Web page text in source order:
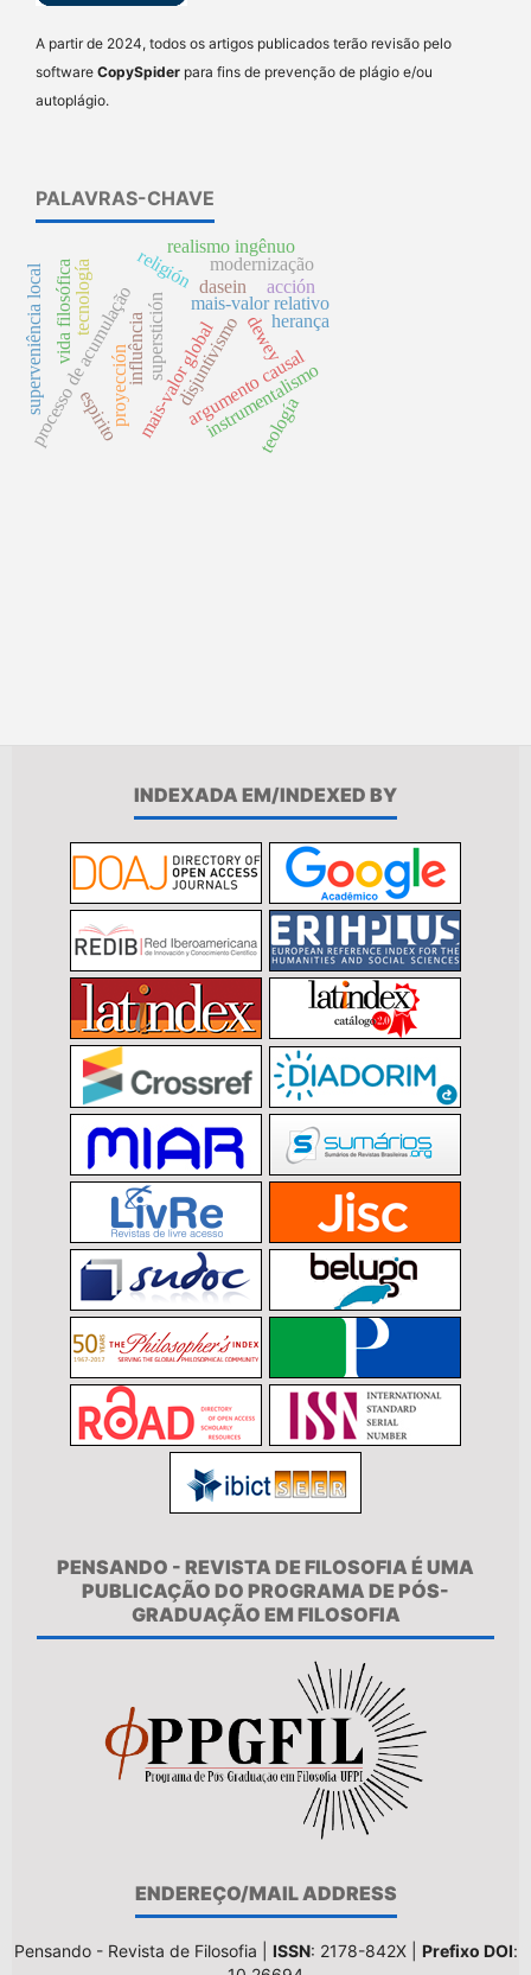
A partir de 2024, todos os artigos publicados terão revisão pelo
software CopySpider para fins de prevenção de plágio e/ou
autoplágio.
PALAVRAS-CHAVE
argumento causal
superstición
proyección
processo de acumulaçãomais-valor global
mais-valor relativo
superveniência local disjuntivismo
religiónrealismo ingênuo
tecnología
instrumentalismo
dewey
teología
espirito
influência
dasein
herança
modernização
acción
vida filosófica
INDEXADA EM/INDEXED BY
PENSANDO - REVISTA DE FILOSOFIA É UMA
PUBLICAÇÃO DO PROGRAMA DE PÓS-
GRADUAÇÃO EM FILOSOFIA
ENDEREÇO/MAIL ADDRESS
Pensando - Revista de Filosofia | ISSN: 2178-842X | Prefixo DOI: